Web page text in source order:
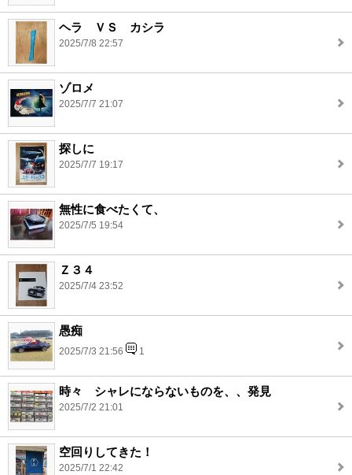
ヘラ ＶＳ カシラ
2025/7/8 22:57
ゾロメ
2025/7/7 21:07
探しに
2025/7/7 19:17
無性に食べたくて、
2025/7/5 19:54
Ｚ３４
2025/7/4 23:52
愚痴
2025/7/3 21:56 1
時々 シャレにならないものを、、発見
2025/7/2 21:01
空回りしてきた！
2025/7/1 22:42